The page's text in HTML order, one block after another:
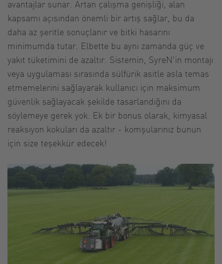
avantajlar sunar. Artan çalışma genişliği, alan
kapsamı açısından önemli bir artış sağlar, bu da
daha az şeritle sonuçlanır ve bitki hasarını
minimumda tutar. Elbette bu aynı zamanda güç ve
yakıt tüketimini de azaltır. Sistemin, SyreN'in montajı
veya uygulaması sırasında sülfürik asitle asla temas
etmemelerini sağlayarak kullanıcı için maksimum
güvenlik sağlayacak şekilde tasarlandığını da
söylemeye gerek yok. Ek bir bonus olarak, kimyasal
reaksiyon kokuları da azaltır - komşularınız bunun
için size teşekkür edecek!